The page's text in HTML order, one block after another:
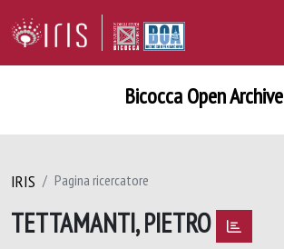
Bicocca Open Archive
IRIS Pagina ricercatore
TETTAMANTI, PIETRO